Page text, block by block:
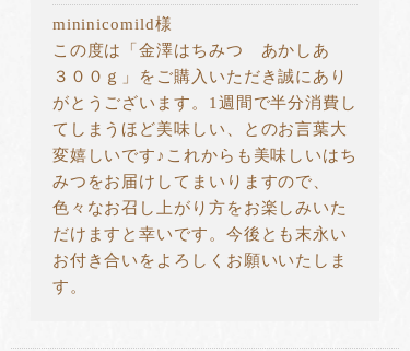
mininicomild様
この度は「金澤はちみつ あかしあ
３００ｇ」をご購入いただき誠にあり
がとうございます。1週間で半分消費し
てしまうほど美味しい、とのお言葉大
変嬉しいです♪これからも美味しいはち
みつをお届けしてまいりますので、
色々なお召し上がり方をお楽しみいた
だけますと幸いです。今後とも末永い
お付き合いをよろしくお願いいたしま
す。